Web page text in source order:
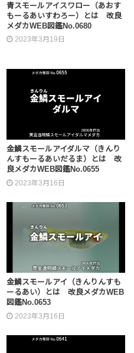
青スモールアイスワロー（あおす
もーるあいすわろー）とは 改良
メダカWEB図鑑No.0680
2023年3月19日
金鱗スモールアイダルマ（きんり
んすもーるあいだるま）とは 改
良メダカWEB図鑑No.0655
2023年3月16日
金鱗スモールアイ（きんりんすも
ーるあい）とは 改良メダカWEB
図鑑No.0653
2023年3月16日